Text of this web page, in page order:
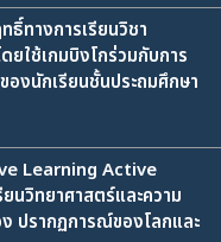
ทางการเรียนวิชา
ยใช้เกมบิงโกร่วมกับการ
องนักเรียนชั้นประถมศึกษา
Learning Active
นวิทยาศาสตร์และความ
ปรากฏการณ์ของโลกและ